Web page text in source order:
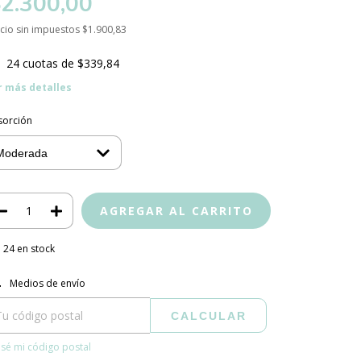
sin impuestos $1.900,83
24 cuotas de $339,84
más detalles
24en stock
para el CP:
Medios de envío
CALCULAR
mi código postal